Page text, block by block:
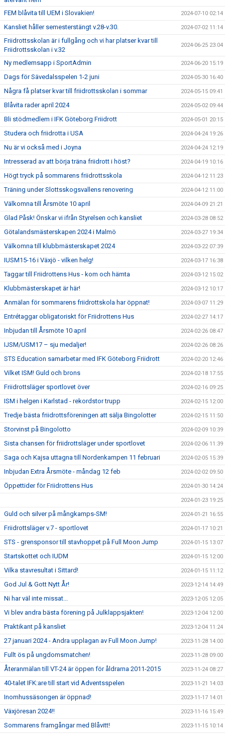
FEM blåvita till UEM i Slovakien! 2024-07-10 02:14
Kansliet håller semesterstängt v.28-v.30. 2024-07-02 11:14
Friidrottsskolan är i fullgång och vi har platser kvar till
Friidrottsskolan i v.32
2024-06-25 23:04
Ny medlemsapp i SportAdmin 2024-06-20 15:19
Dags för Sävedalsspelen 1-2 juni 2024-05-30 16:40
Några få platser kvar till friidrottsskolan i sommar 2024-05-15 09:41
Blåvita rader april 2024 2024-05-02 09:44
Bli stödmedlem i IFK Göteborg Friidrott 2024-05-01 20:15
Studera och friidrotta i USA 2024-04-24 19:26
Nu är vi också med i Joyna 2024-04-24 12:19
Intresserad av att börja träna friidrott i höst? 2024-04-19 10:16
Högt tryck på sommarens friidrottsskola 2024-04-12 11:23
Träning under Slottsskogsvallens renovering 2024-04-12 11:00
Välkomna till Årsmöte 10 april 2024-04-09 21:21
Glad Påsk! Önskar vi ifrån Styrelsen och kansliet 2024-03-28 08:52
Götalandsmästerskapen 2024 i Malmö 2024-03-27 19:34
Välkomna till klubbmästerskapet 2024 2024-03-22 07:39
IUSM15-16 i Växjö - vilken helg! 2024-03-17 16:38
Taggar till Friidrottens Hus - kom och hämta 2024-03-12 15:02
Klubbmästerskapet är här! 2024-03-12 10:17
Anmälan för sommarens friidrottskola har öppnat! 2024-03-07 11:29
Entrétaggar obligatoriskt för Friidrottens Hus 2024-02-27 14:17
Inbjudan till Årsmöte 10 april 2024-02-26 08:47
IJSM/USM17 – sju medaljer! 2024-02-26 08:26
STS Education samarbetar med IFK Göteborg Friidrott 2024-02-20 12:46
Vilket ISM! Guld och brons 2024-02-18 17:55
Friidrottsläger sportlovet över 2024-02-16 09:25
ISM i helgen i Karlstad - rekordstor trupp 2024-02-15 12:00
Tredje bästa friidrottsföreningen att sälja Bingolotter 2024-02-15 11:50
Storvinst på Bingolotto 2024-02-09 10:39
Sista chansen för friidrottsläger under sportlovet 2024-02-06 11:39
Saga och Kajsa uttagna till Nordenkampen 11 februari 2024-02-05 15:39
Inbjudan Extra Årsmöte - måndag 12 feb 2024-02-02 09:50
Öppettider för Friidrottens Hus 2024-01-30 14:24
2024-01-23 19:25
Guld och silver på mångkamps-SM! 2024-01-21 16:55
Friidrottsläger v.7 - sportlovet 2024-01-17 10:21
STS - grensponsor till stavhoppet på Full Moon Jump 2024-01-15 13:07
Startskottet och IUDM 2024-01-15 12:00
Vilka stavresultat i Sittard! 2024-01-15 11:12
God Jul & Gott Nytt År! 2023-12-14 14:49
Ni har väl inte missat... 2023-12-05 12:05
Vi blev andra bästa förening på Julklappsjakten! 2023-12-04 12:00
Praktikant på kansliet 2023-12-04 11:24
27 januari 2024 - Andra upplagan av Full Moon Jump! 2023-11-28 14:00
Fullt ös på ungdomsmatchen! 2023-11-28 09:00
Återanmälan till VT-24 är öppen för åldrarna 2011-2015 2023-11-24 08:27
40-talet IFK:are till start vid Adventsspelen 2023-11-21 14:03
Inomhussäsongen är öppnad! 2023-11-17 14:01
Växjöresan 2024!! 2023-11-16 15:49
Sommarens framgångar med Blåvitt! 2023-11-15 10:14